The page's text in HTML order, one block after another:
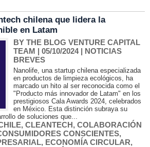
chilena que lidera la
en Latam
BY THE BLOG VENTURE CAPITAL
TEAM | 05/10/2024| NOTICIAS
BREVES
Nanolife, una startup chilena especializada
en productos de limpieza ecológicos, ha
marcado un hito al ser reconocida como el
"Producto más innovador de Latam" en los
prestigiosos Cala Awards 2024, celebrados
en México. Esta distinción subraya su
de soluciones que...
, CLEANTECH, COLABORACIÓN
CONSCIENTES,
, ECONOMÍA CIRCULAR,